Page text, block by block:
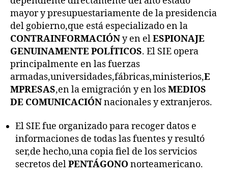
mayor y presupuestariamente de la presidencia
del gobierno,que está especializado en la
CONTRAINFORMACIÓNy en elESPIONAJE
GENUINAMENTE POLÍTICOS. El SIE opera
principalmente en las fuerzas
armadas,universidades,fábricas,ministerios,E
MPRESAS,en la emigración y en losMEDIOS
DE COMUNICACIÓNnacionales y extranjeros.
El SIE fue organizado para recoger datos e
informaciones de todas las fuentes y resultó
ser,de hecho,una copia fiel de los servicios
secretos delPENTÁGONOnorteamericano.